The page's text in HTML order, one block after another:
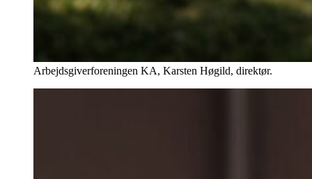
Arbejdsgiverforeningen KA, Karsten Høgild, direktør.